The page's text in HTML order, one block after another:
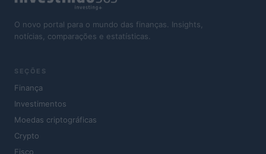
O novo portal para o mundo das finanças. Insights,
notícias, comparações e estatísticas.
SEÇÕES
Finança
Investimentos
Moedas criptográficas
Crypto
Fisco